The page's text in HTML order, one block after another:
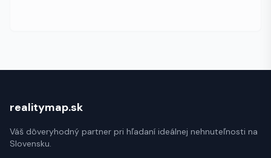
realitymap.sk
Váš dôveryhodný partner pri hľadaní ideálnej nehnuteľnosti na
Slovensku.